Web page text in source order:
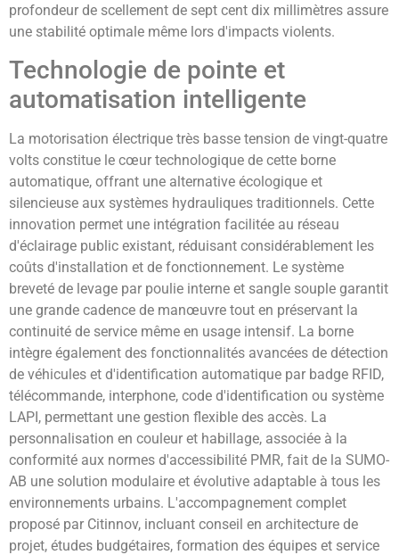
profondeur de scellement de sept cent dix millimètres assure
une stabilité optimale même lors d'impacts violents.
Technologie de pointe et
automatisation intelligente
La motorisation électrique très basse tension de vingt-quatre
volts constitue le cœur technologique de cette borne
automatique, offrant une alternative écologique et
silencieuse aux systèmes hydrauliques traditionnels. Cette
innovation permet une intégration facilitée au réseau
d'éclairage public existant, réduisant considérablement les
coûts d'installation et de fonctionnement. Le système
breveté de levage par poulie interne et sangle souple garantit
une grande cadence de manœuvre tout en préservant la
continuité de service même en usage intensif. La borne
intègre également des fonctionnalités avancées de détection
de véhicules et d'identification automatique par badge RFID,
télécommande, interphone, code d'identification ou système
LAPI, permettant une gestion flexible des accès. La
personnalisation en couleur et habillage, associée à la
conformité aux normes d'accessibilité PMR, fait de la SUMO-
AB une solution modulaire et évolutive adaptable à tous les
environnements urbains. L'accompagnement complet
proposé par Citinnov, incluant conseil en architecture de
projet, études budgétaires, formation des équipes et service